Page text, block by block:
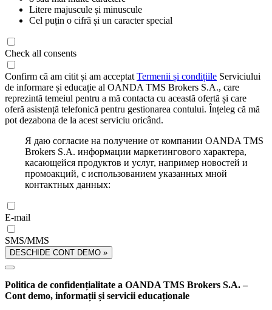
Litere majuscule și minuscule
Cel puțin o cifră și un caracter special
Check all consents
Confirm că am citit și am acceptat Termenii și condițiile Serviciului
de informare și educație al OANDA TMS Brokers S.A., care
reprezintă temeiul pentru a mă contacta cu această ofertă și care
oferă asistență telefonică pentru gestionarea contului. Înțeleg că mă
pot dezabona de la acest serviciu oricând.
Я даю согласие на получение от компании OANDA TMS
Brokers S.A. информации маркетингового характера,
касающейся продуктов и услуг, например новостей и
промоакций, с использованием указанных мной
контактных данных:
E-mail
SMS/MMS
DESCHIDE CONT DEMO »
Politica de confidențialitate a OANDA TMS Brokers S.A. –
Cont demo, informații și servicii educaționale